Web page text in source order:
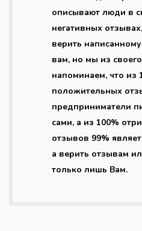
описывают люди в
негативных
верить
вам, но мы из
напоминаем, что из
положительных
предприниматели
сами, а из 100%
отзывов 99%
а верить отзывам
только лишь Вам.